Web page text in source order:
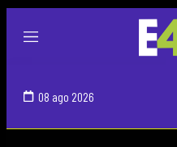
Menú
08 ago 2026